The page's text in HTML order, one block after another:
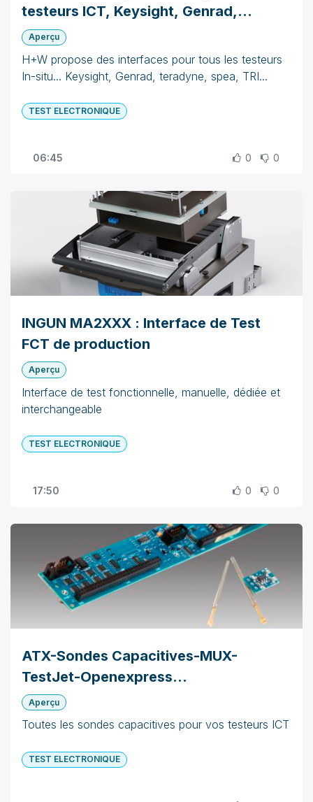
testeurs ICT, Keysight, Genrad,
teradyne, SPEA...
Aperçu
H+W propose des interfaces pour tous les testeurs
In-situ... Keysight, Genrad, teradyne, spea, TRI...
TEST ELECTRONIQUE
06:45 0 0
INGUN MA2XXX : Interface de Test
FCT de production
Aperçu
Interface de test fonctionnelle, manuelle, dédiée et
interchangeable
TEST ELECTRONIQUE
17:50 0 0
ATX-Sondes Capacitives-MUX-
TestJet-Openexpress...
Aperçu
Toutes les sondes capacitives pour vos testeurs ICT
TEST ELECTRONIQUE